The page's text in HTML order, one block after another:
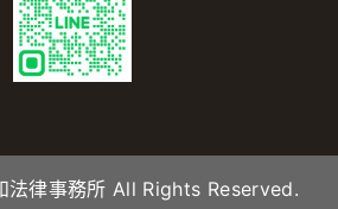
律事務所 All Rights Reserved.